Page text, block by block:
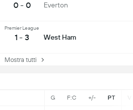
G F:C +/- PT V
0 - 0 Everton
Premier League
1 - 3 West Ham
Mostra tutti